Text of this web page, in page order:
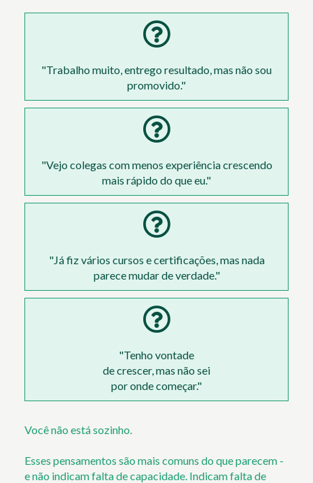
"Trabalho muito, entrego resultado, mas não sou
promovido."
"Vejo colegas com menos experiência crescendo
mais rápido do que eu."
"Já fiz vários cursos e certificações, mas nada
parece mudar de verdade."
"Tenho vontade
de crescer, mas não sei
por onde começar."
Você não está sozinho.
Esses pensamentos são mais comuns do que parecem -
e não indicam falta de capacidade. Indicam falta de